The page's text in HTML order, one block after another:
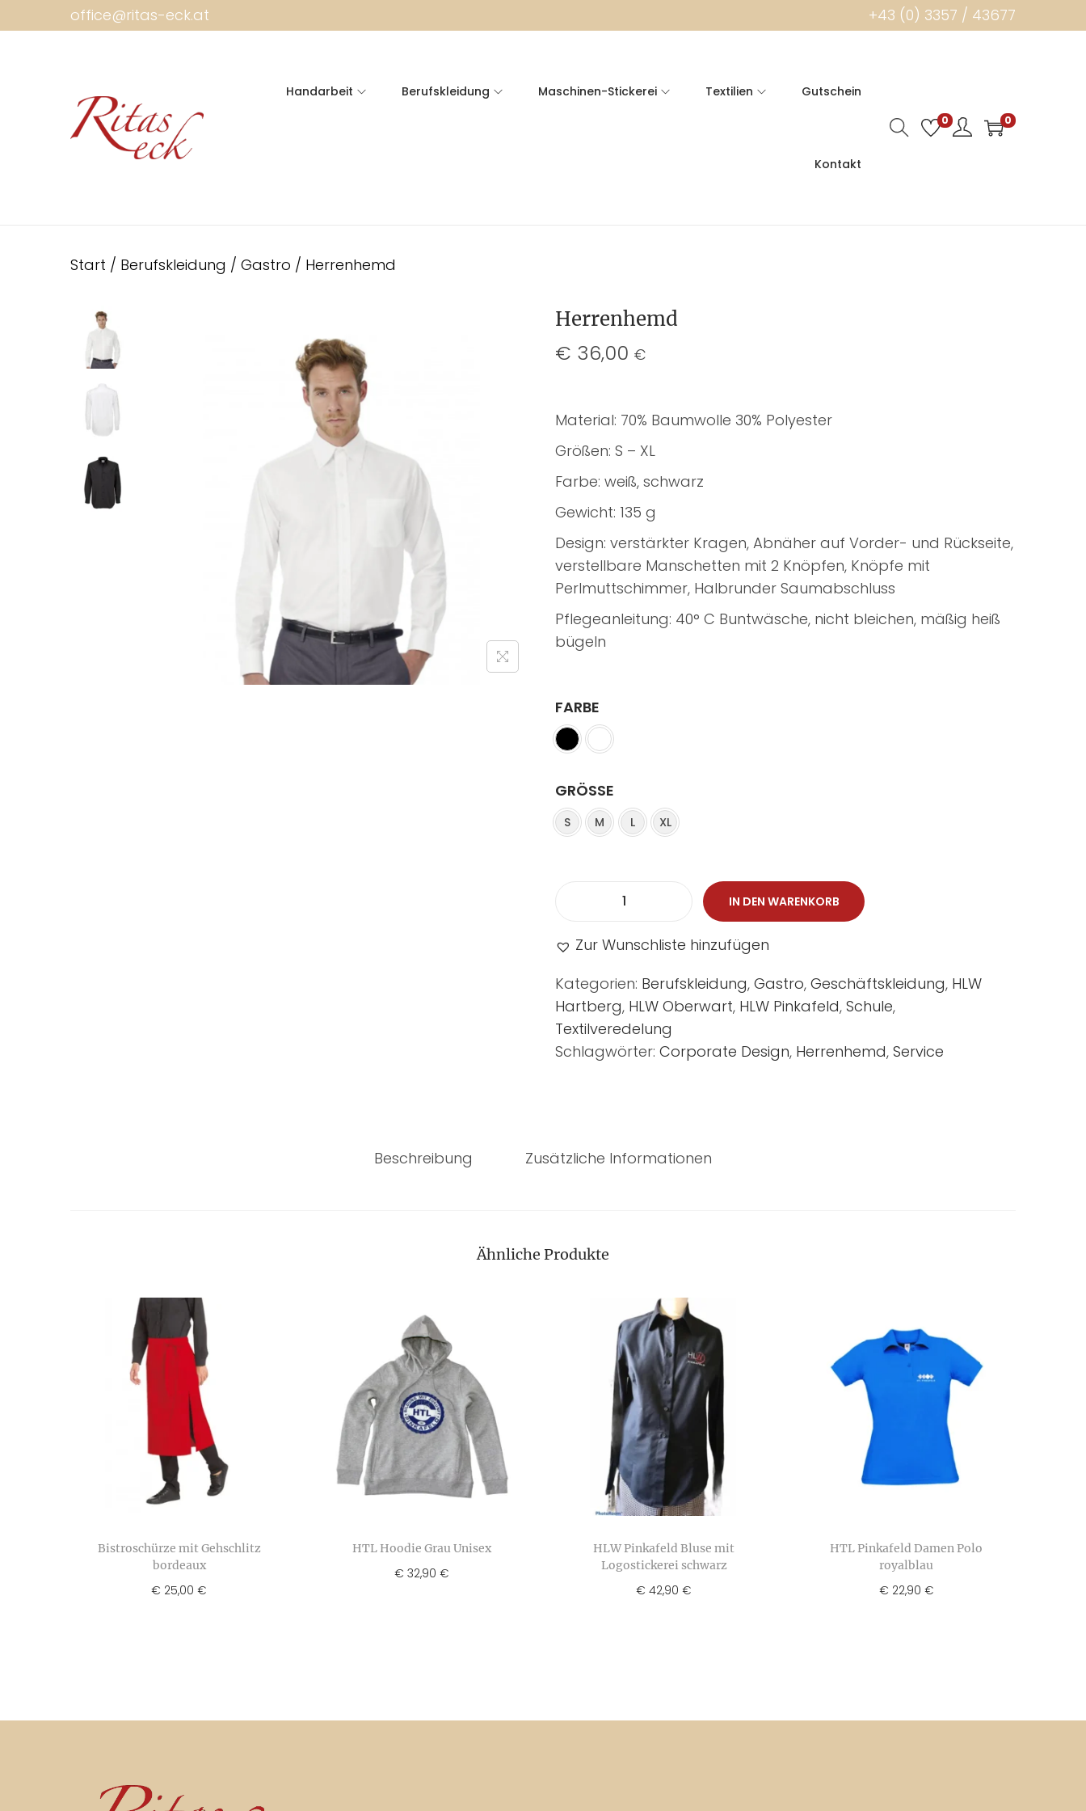
office@ritas-eck.at +43 (0) 3357 / 43677
Handarbeit Berufskleidung Maschinen-Stickerei Textilien Gutschein
Kontakt
0 0
Start / Berufskleidung / Gastro / Herrenhemd
Herrenhemd
€ 36,00 €
Material: 70% Baumwolle 30% Polyester
Größen: S – XL
Farbe: weiß, schwarz
Gewicht: 135 g
Design: verstärkter Kragen, Abnäher auf Vorder- und Rückseite,
verstellbare Manschetten mit 2 Knöpfen, Knöpfe mit
Perlmuttschimmer, Halbrunder Saumabschluss
Pflegeanleitung: 40° C Buntwäsche, nicht bleichen, mäßig heiß
bügeln
FARBE
GRÖSSE
S M L XL
IN DEN WARENKORB
Zur Wunschliste hinzufügen
Kategorien: Berufskleidung, Gastro, Geschäftskleidung, HLW
Hartberg, HLW Oberwart, HLW Pinkafeld, Schule,
Textilveredelung
Schlagwörter: Corporate Design, Herrenhemd, Service
Beschreibung Zusätzliche Informationen
Ähnliche Produkte
Bistroschürze mit Gehschlitz
bordeaux
€ 25,00 €
HTL Hoodie Grau Unisex
€ 32,90 €
HLW Pinkafeld Bluse mit
Logostickerei schwarz
€ 42,90 €
HTL Pinkafeld Damen Polo
royalblau
€ 22,90 €